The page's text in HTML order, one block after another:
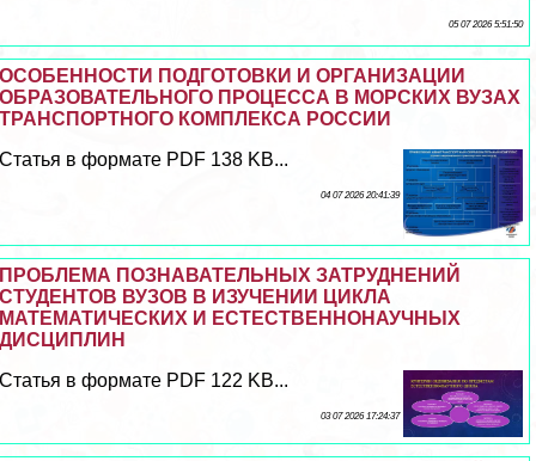
05 07 2026 5:51:50
ОСОБЕННОСТИ ПОДГОТОВКИ И ОРГАНИЗАЦИИ
ОБРАЗОВАТЕЛЬНОГО ПРОЦЕССА В МОРСКИХ ВУЗАХ
ТРАНСПОРТНОГО КОМПЛЕКСА РОССИИ
Статья в формате PDF 138 KB...
04 07 2026 20:41:39
ПРОБЛЕМА ПОЗНАВАТЕЛЬНЫХ ЗАТРУДНЕНИЙ
СТУДЕНТОВ ВУЗОВ В ИЗУЧЕНИИ ЦИКЛА
МАТЕМАТИЧЕСКИХ И ЕСТЕСТВЕННОНАУЧНЫХ
ДИСЦИПЛИН
Статья в формате PDF 122 KB...
03 07 2026 17:24:37